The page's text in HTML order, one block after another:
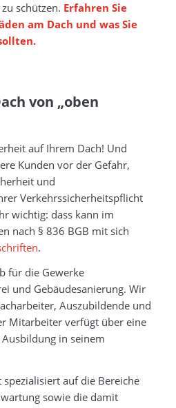
schützen. Erfahren Sie
am Dach und was Sie
von „oben
auf Ihrem Dach! Und
Kunden vor der Gefahr,
und
Verkehrssicherheitspflicht
wichtig: dass kann im
nach § 836 BGB mit sich
.
für die Gewerke
und Gebäudesanierung. Wir
Auszubildende und
Mitarbeiter verfügt über eine
in seinem
auf die Bereiche
sowie die damit